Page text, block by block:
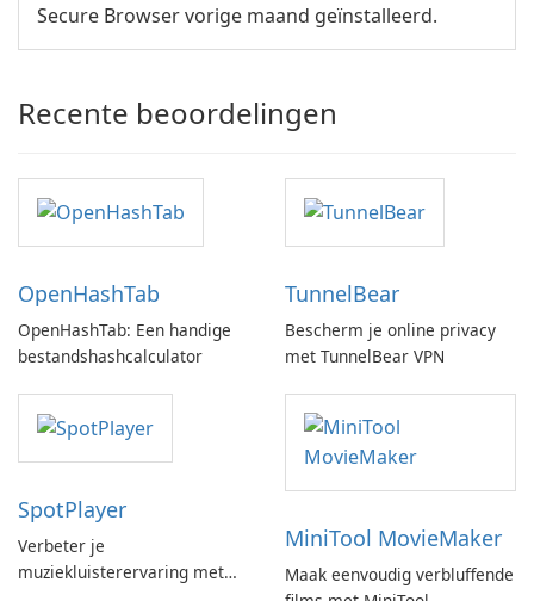
Secure Browser vorige maand geïnstalleerd.
Recente beoordelingen
OpenHashTab
OpenHashTab: Een handige
bestandshashcalculator
TunnelBear
Bescherm je online privacy
met TunnelBear VPN
SpotPlayer
Verbeter je
muziekluisterervaring met
MiniTool MovieMaker
Maak eenvoudig verbluffende